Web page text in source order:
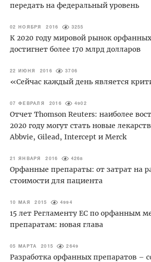
передать на федеральный уровень
02 НОЯБРЯ 2016 3255
К 2020 году мировой рынок
достигнет более 170 млрд долларов
22 ИЮНЯ 2016 3706
«Сейчас каждый день является
07 ФЕВРАЛЯ 2016 4902
Отчет Thomson Reuters: наиболее
2020 году могут стать новые
Abbvie, Gilead, Intercept и Merck
21 ЯНВАРЯ 2016 4268
Орфанные препараты: от затрат на
стоимости для пациента
10 МАЯ 2015 4994
15 лет Регламенту ЕС по орфанным
препаратам: новая глава
05 МАРТА 2015 2649
Разработка орфанных препаратов –